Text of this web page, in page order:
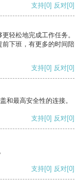
支持[0] 反对[0]
轻松地完成工作任务。
下班，有更多的时间陪
支持[0] 反对[0]
和最高安全性的连接。
支持[0] 反对[0]
支持[0] 反对[0]